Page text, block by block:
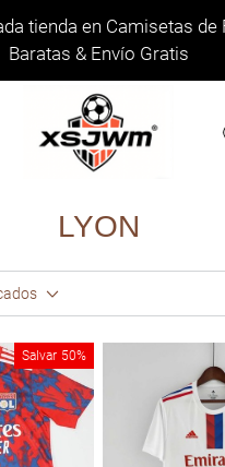
tienda en Camisetas de
Baratas & Envío Gratis
LYON
Salvar 50%